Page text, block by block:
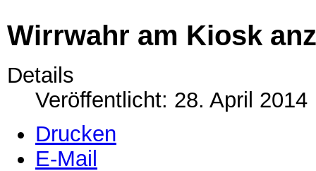
Wirrwahr am Kiosk
Details
Veröffentlicht: 28. April 2014
Drucken
E-Mail